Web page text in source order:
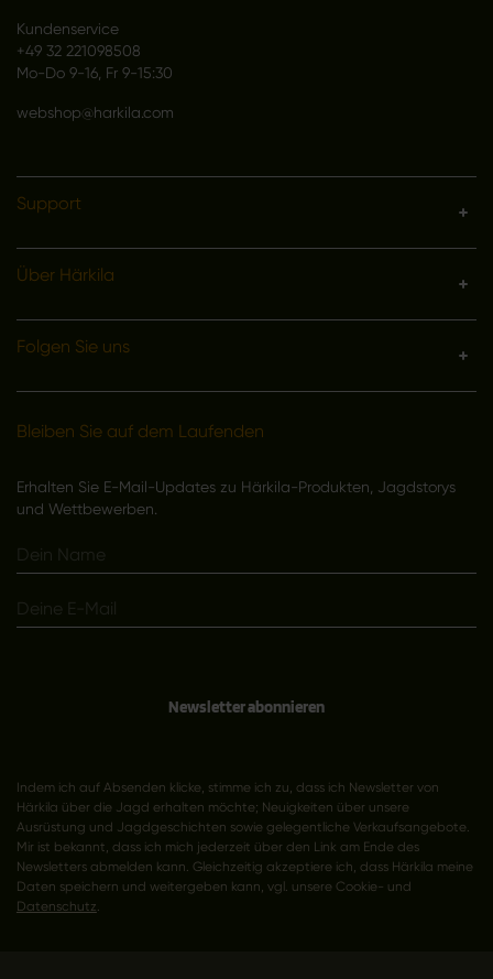
Kundenservice
+49 32 221098508
Mo-Do 9-16, Fr 9-15:30
webshop@harkila.com
Support
Über Härkila
Folgen Sie uns
Bleiben Sie auf dem Laufenden
Erhalten Sie E-Mail-Updates zu Härkila-Produkten, Jagdstorys
und Wettbewerben.
Newsletter abonnieren
Indem ich auf Absenden klicke, stimme ich zu, dass ich Newsletter von
Härkila über die Jagd erhalten möchte; Neuigkeiten über unsere
Ausrüstung und Jagdgeschichten sowie gelegentliche Verkaufsangebote.
Mir ist bekannt, dass ich mich jederzeit über den Link am Ende des
Newsletters abmelden kann. Gleichzeitig akzeptiere ich, dass Härkila meine
Daten speichern und weitergeben kann, vgl. unsere Cookie- und
Datenschutz.